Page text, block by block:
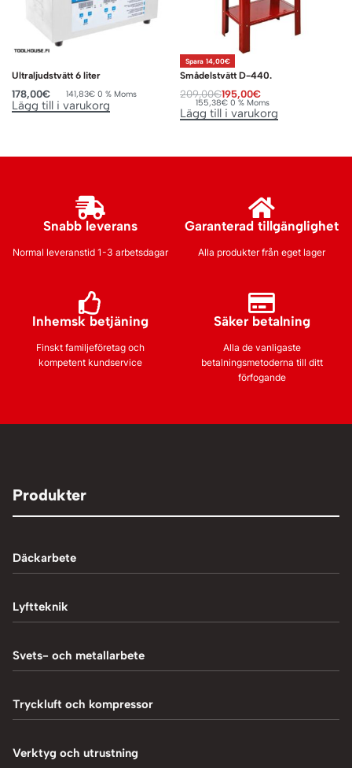
Ultraljudstvätt 6 liter
178,00€ 141,83€ 0 % Moms
Lägg till i varukorg
Spara 14,00€
Smådelstvätt D-440.
209,00€195,00€
155,38€ 0 % Moms
Lägg till i varukorg
Snabb leverans
Normal leveranstid 1-3 arbetsdagar
Garanterad tillgänglighet
Alla produkter från eget lager
Inhemsk betjäning
Finskt familjeföretag och
kompetent kundservice
Säker betalning
Alla de vanligaste
betalningsmetoderna till ditt
förfogande
Produkter
Däckarbete
Balanseringsmaskiner
Chockluftare
Däckmaskiner
Lyftteknik
1-Pelarlyft
4-Pelarlyft
Saxlyft - Låglyft
Svets- och metallarbete
Induktionsvärmare
Tryckluft och kompressor
Blästring
Verktyg och utrustning